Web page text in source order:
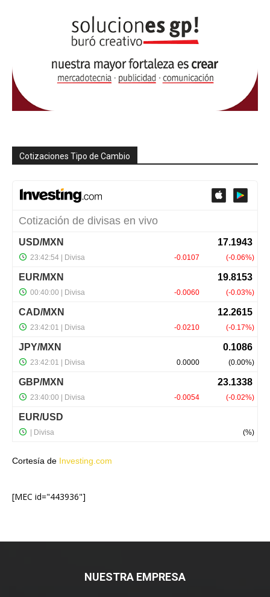
Cotizaciones Tipo de Cambio
Cortesía de Investing.com
[MEC id="443936"]
NUESTRA EMPRESA